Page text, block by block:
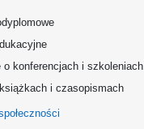
o konferencjach i szkoleniach
i czasopismach